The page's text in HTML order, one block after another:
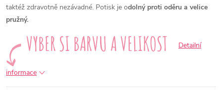
taktéž zdravotně nezávadné. Potisk je odolný proti oděru a velice
pružný.
Detailní
informace